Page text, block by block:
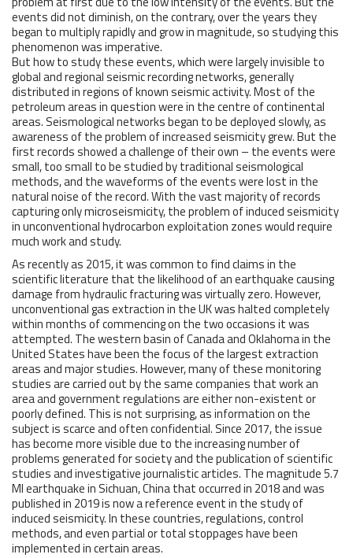
events did not diminish, on the contrary, over the years they
began to multiply rapidly and grow in magnitude, so studying this
phenomenon was imperative.
But how to study these events, which were largely invisible to
global and regional seismic recording networks, generally
distributed in regions of known seismic activity. Most of the
petroleum areas in question were in the centre of continental
areas. Seismological networks began to be deployed slowly, as
awareness of the problem of increased seismicity grew. But the
first records showed a challenge of their own – the events were
small, too small to be studied by traditional seismological
methods, and the waveforms of the events were lost in the
natural noise of the record. With the vast majority of records
capturing only microseismicity, the problem of induced seismicity
in unconventional hydrocarbon exploitation zones would require
much work and study.
As recently as 2015, it was common to find claims in the
scientific literature that the likelihood of an earthquake causing
damage from hydraulic fracturing was virtually zero. However,
unconventional gas extraction in the UK was halted completely
within months of commencing on the two occasions it was
attempted. The western basin of Canada and Oklahoma in the
United States have been the focus of the largest extraction
areas and major studies. However, many of these monitoring
studies are carried out by the same companies that work an
area and government regulations are either non-existent or
poorly defined. This is not surprising, as information on the
subject is scarce and often confidential. Since 2017, the issue
has become more visible due to the increasing number of
problems generated for society and the publication of scientific
studies and investigative journalistic articles. The magnitude 5.7
Ml earthquake in Sichuan, China that occurred in 2018 and was
published in 2019 is now a reference event in the study of
induced seismicity. In these countries, regulations, control
methods, and even partial or total stoppages have been
implemented in certain areas.